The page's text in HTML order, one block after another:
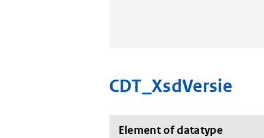
CDT_XsdVersie
Element of datatype